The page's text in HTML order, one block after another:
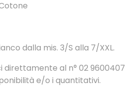
dalla mis. 3/S alla 7/XXL.
al n° 02 9600407
e/o i quantitativi.